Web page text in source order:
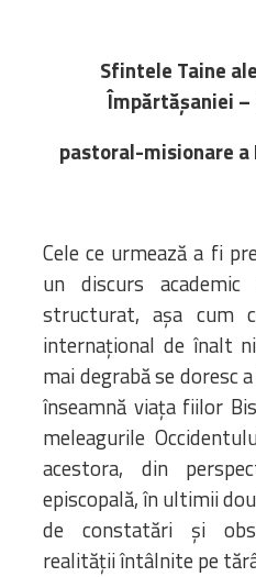
Lettere
diocesi
CSDE
La
CONTATTI
Sfintele Taine
Împărtășaniei
pastoral-misionare
Cele ce urmează a fi
un discurs
structurat, așa cum
internațional de înalt
mai degrabă se doresc
înseamnă viața fiilor
meleagurile
acestora, din
episcopală, în ultimii
de constatări și
realității întâlnite pe